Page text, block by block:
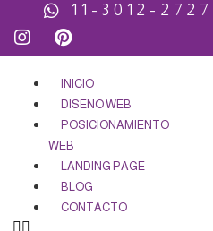
11-3012-2727
INICIO
DISEÑO WEB
POSICIONAMIENTO
WEB
LANDING PAGE
BLOG
CONTACTO